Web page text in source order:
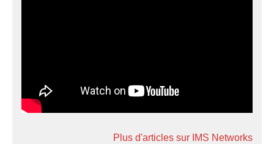
Plus d'articles sur IMS Networks